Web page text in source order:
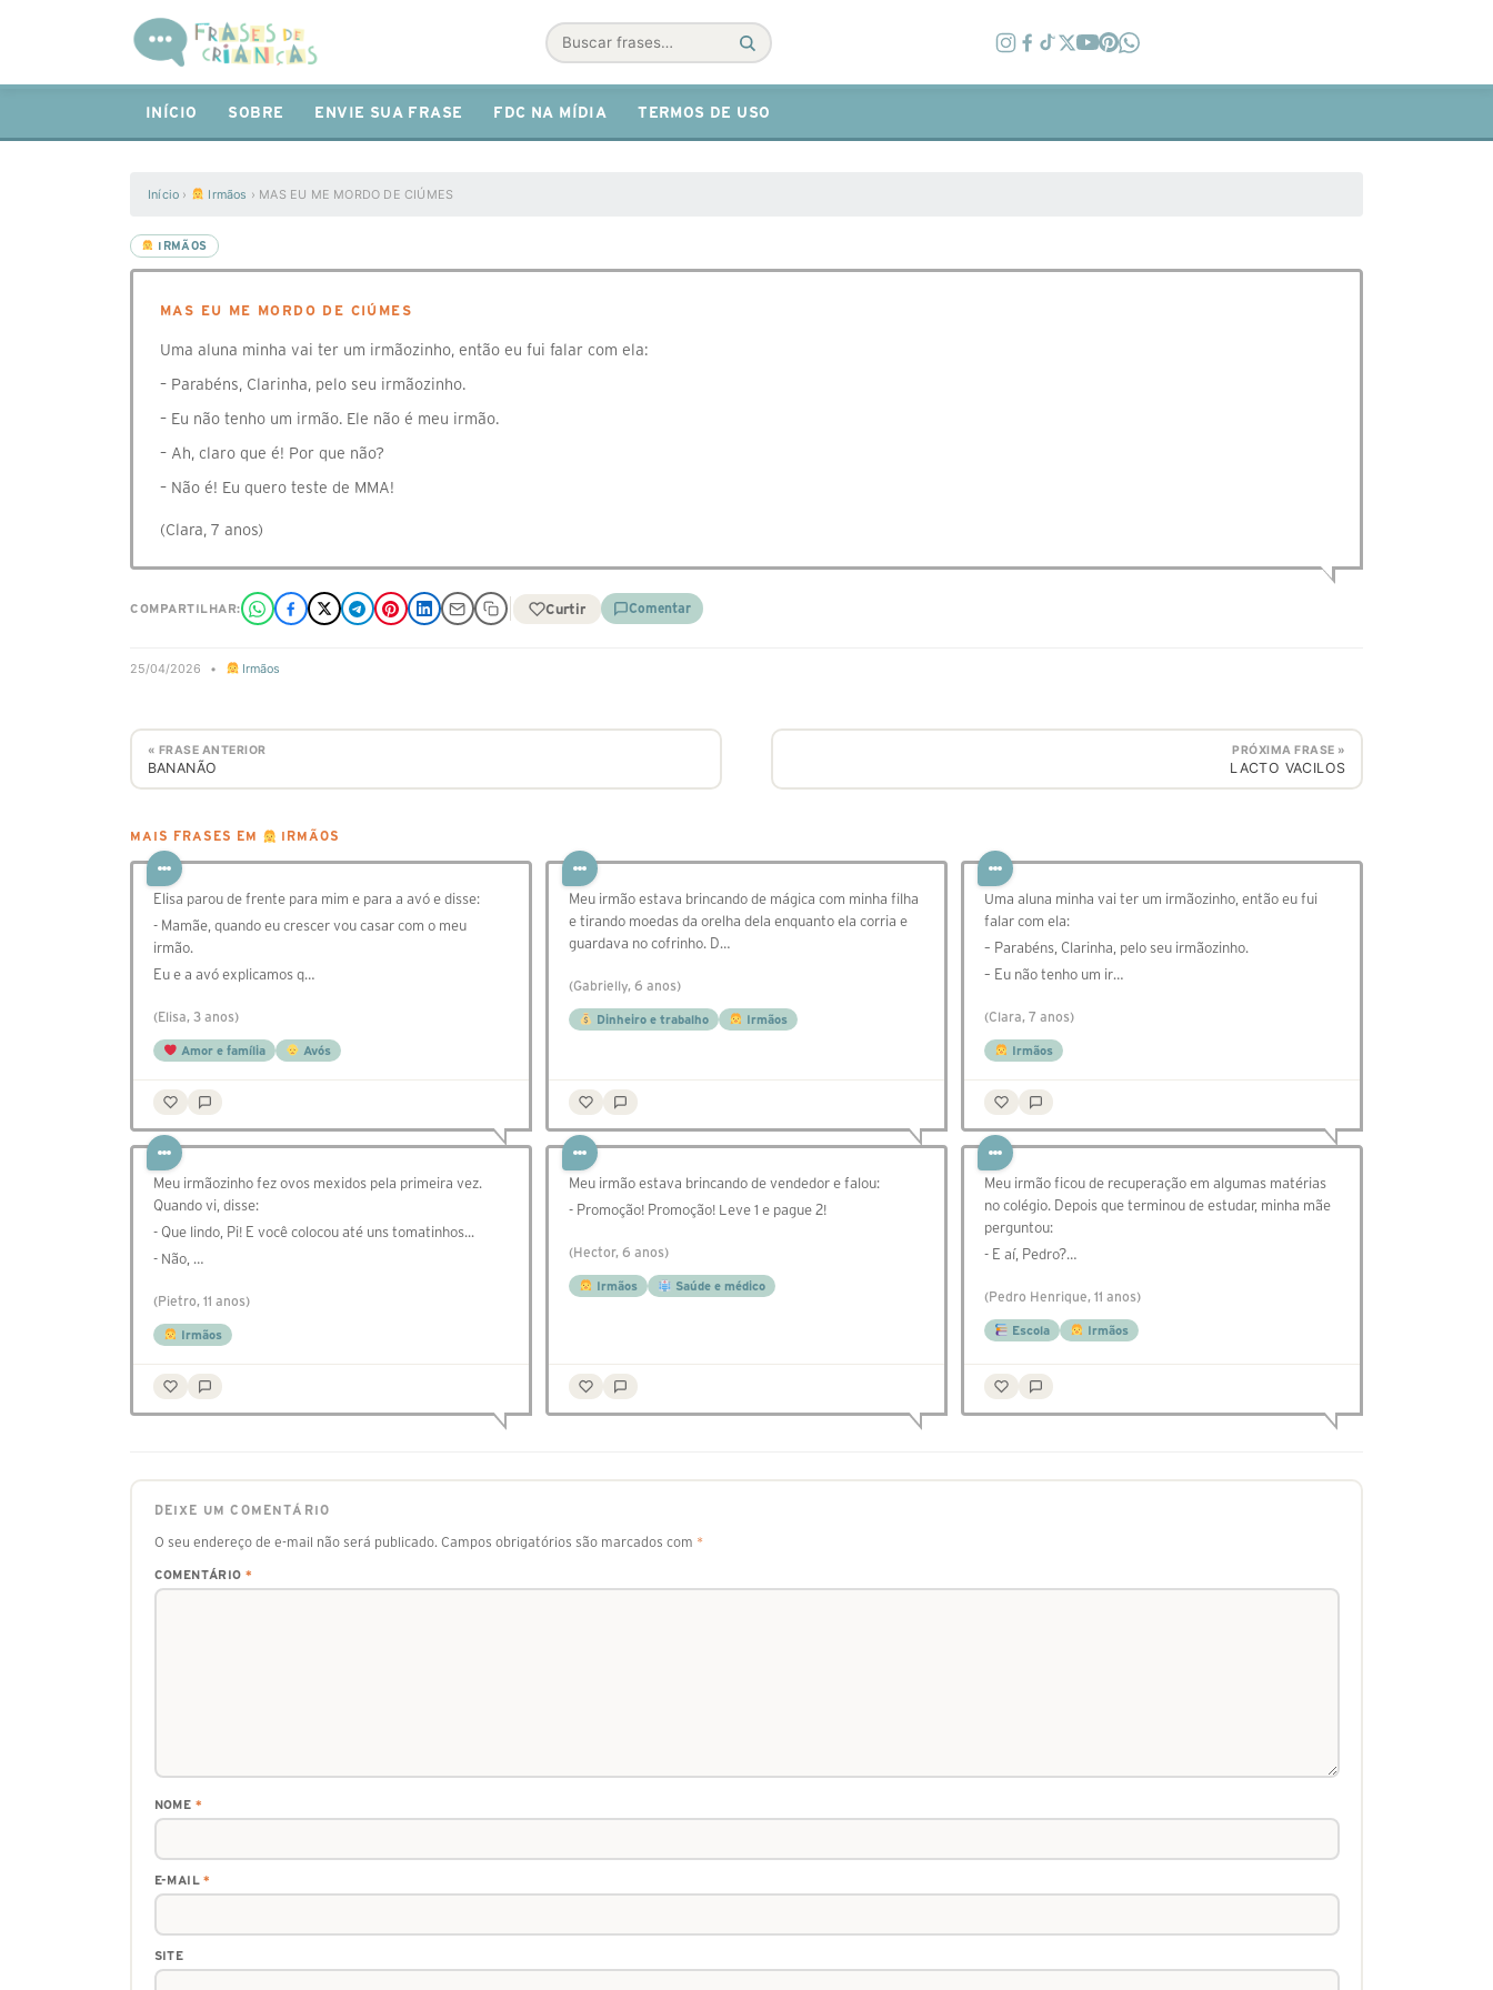
Buscar
INÍCIO SOBRE ENVIE SUA FRASE FDC NA MÍDIA TERMOS DE USO
Início › Irmãos › MAS EU ME MORDO DE CIÚMES
IRMÃOS
MAS EU ME MORDO DE CIÚMES
Uma aluna minha vai ter um irmãozinho, então eu fui falar com ela:
– Parabéns, Clarinha, pelo seu irmãozinho.
– Eu não tenho um irmão. Ele não é meu irmão.
– Ah, claro que é! Por que não?
– Não é! Eu quero teste de MMA!
(Clara, 7 anos)
COMPARTILHAR: Curtir Comentar
25/04/2026 • Irmãos
« FRASE ANTERIOR
BANANÃO
PRÓXIMA FRASE »
LACTO VACILOS
MAIS FRASES EM IRMÃOS
Elisa parou de frente para mim e para a avó e disse:
- Mamãe, quando eu crescer vou casar com o meu
irmão.
Eu e a avó explicamos q…
(Elisa, 3 anos)
Amor e família Avós
Meu irmão estava brincando de mágica com minha filha
e tirando moedas da orelha dela enquanto ela corria e
guardava no cofrinho. D…
(Gabrielly, 6 anos)
Dinheiro e trabalho Irmãos
Uma aluna minha vai ter um irmãozinho, então eu fui
falar com ela:
– Parabéns, Clarinha, pelo seu irmãozinho.
– Eu não tenho um ir…
(Clara, 7 anos)
Irmãos
Meu irmãozinho fez ovos mexidos pela primeira vez.
Quando vi, disse:
- Que lindo, Pi! E você colocou até uns tomatinhos...
- Não, …
(Pietro, 11 anos)
Irmãos
Meu irmão estava brincando de vendedor e falou:
- Promoção! Promoção! Leve 1 e pague 2!
(Hector, 6 anos)
Irmãos Saúde e médico
Meu irmão ficou de recuperação em algumas matérias
no colégio. Depois que terminou de estudar, minha mãe
perguntou:
- E aí, Pedro?…
(Pedro Henrique, 11 anos)
Escola Irmãos
DEIXE UM COMENTÁRIO
O seu endereço de e-mail não será publicado. Campos obrigatórios são marcados com *
COMENTÁRIO *
NOME *
E-MAIL*
SITE